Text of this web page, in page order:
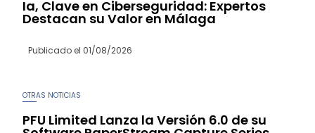
Ia, Clave en Ciberseguridad: Expertos
Destacan su Valor en Málaga
Publicado el 01/08/2026
OTRAS NOTICIAS
PFU Limited Lanza la Versión 6.0 de su